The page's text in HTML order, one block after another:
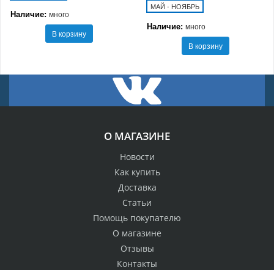
Наличие: много
В корзину
МАЙ - НОЯБРЬ
Наличие: много
В корзину
О МАГАЗИНЕ
Новости
Как купить
Доставка
Статьи
Помощь покупателю
О магазине
Отзывы
Контакты